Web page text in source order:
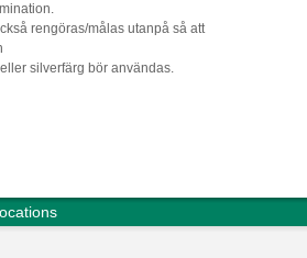
rengöras/målas utanpå så att
silverfärg bör användas.